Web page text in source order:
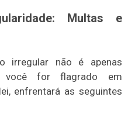
Multas e
irregular não é apenas
você for flagrado em
enfrentará as seguintes